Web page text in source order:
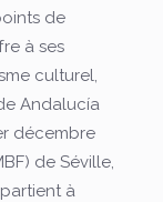
de
à ses
culturel,
Andalucía
décembre
de Séville,
à